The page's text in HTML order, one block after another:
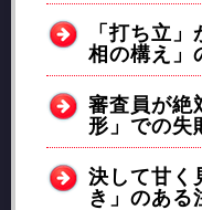
「打ち立
相の構え」
審査員が絶
形」での失
決して甘く
き」のある